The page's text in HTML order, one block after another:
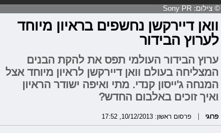
© צילום: Sony PR
וואן דיירקשן נחשפים בראיון מיוחד
לערוץ הבידור
ערוץ הבידור העולמי תפס את להקת הבנים
המצליחה בעולם וואן דיירקשן לראיון מיוחד אצל
המנחה ג'ייסון קנדי. מתי ואיפה ישודר הראיון
ואיך זוכים באלבום החדש?
פרוגי פרסום ראשון: 10/12/2013, 17:52